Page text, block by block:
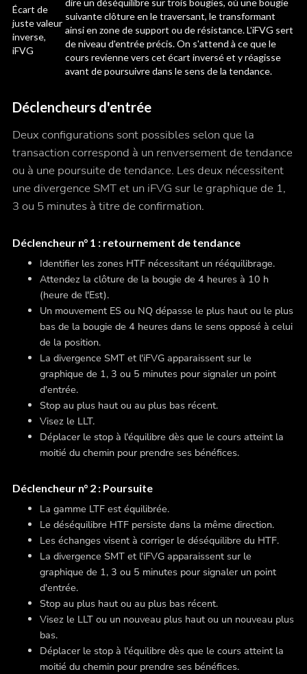
Écart de
juste valeur
inverse,
iFVG
dire un déséquilibre sur trois bougies, où une bougie
suivante clôture en le traversant, le transformant
ainsi en zone de support ou de résistance. L'iFVG sert
de niveau d'entrée précis. On s'attend à ce que le
cours revienne vers cet écart inversé et y réagisse
avant de poursuivre dans le sens de la tendance.
Déclencheurs d'entrée
Deux configurations sont possibles selon que la
transaction correspond à un renversement de tendance
ou à une poursuite de tendance. Les deux nécessitent
une divergence SMT et un iFVG sur le graphique de 1,
3 ou 5 minutes à titre de confirmation.
Déclencheur n° 1 : retournement de tendance
Identifier les zones HTF nécessitant un rééquilibrage.
Attendez la clôture de la bougie de 4 heures à 10 h
(heure de l'Est).
Un mouvement ES ou NQ dépasse le plus haut ou le plus
bas de la bougie de 4 heures dans le sens opposé à celui
de la position.
La divergence SMT et l'iFVG apparaissent sur le
graphique de 1, 3 ou 5 minutes pour signaler un point
d'entrée.
Stop au plus haut ou au plus bas récent.
Visez le LLT.
Déplacer le stop à l'équilibre dès que le cours atteint la
moitié du chemin pour prendre ses bénéfices.
Déclencheur n° 2 : Poursuite
La gamme LTF est équilibrée.
Le déséquilibre HTF persiste dans la même direction.
Les échanges visent à corriger le déséquilibre du HTF.
La divergence SMT et l'iFVG apparaissent sur le
graphique de 1, 3 ou 5 minutes pour signaler un point
d'entrée.
Stop au plus haut ou au plus bas récent.
Visez le LLT ou un nouveau plus haut ou un nouveau plus
bas.
Déplacer le stop à l'équilibre dès que le cours atteint la
moitié du chemin pour prendre ses bénéfices.